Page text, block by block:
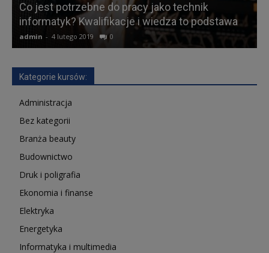
Co jest potrzebne do pracy jako technik
informatyk? Kwalifikacje i wiedza to podstawa
admin - 4 lutego 2019 0
Kategorie kursów:
Administracja
Bez kategorii
Branża beauty
Budownictwo
Druk i poligrafia
Ekonomia i finanse
Elektryka
Energetyka
Informatyka i multimedia